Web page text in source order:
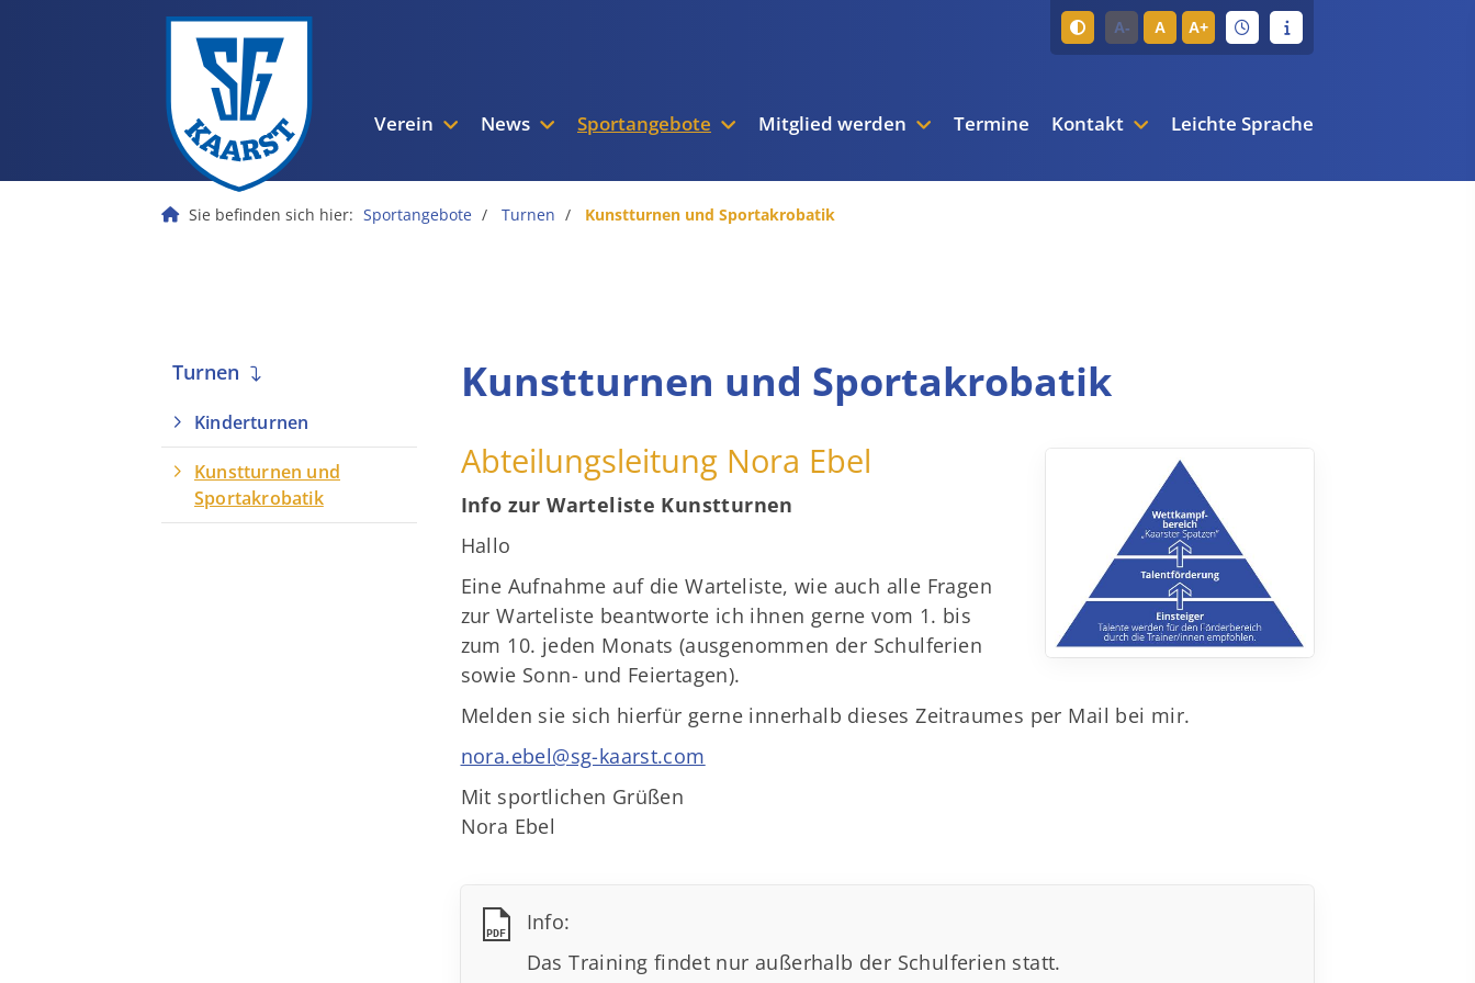
A- A A+
Verein News Sportangebote Mitglied werden Termine Kontakt Leichte Sprache
Sie befinden sich hier: Sportangebote Turnen Kunstturnen und Sportakrobatik
Kunstturnen und Sportakrobatik
Abteilungsleitung Nora Ebel
Info zur Warteliste Kunstturnen
Hallo
Eine Aufnahme auf die Warteliste, wie auch alle Fragen
zur Warteliste beantworte ich ihnen gerne vom 1. bis
zum 10. jeden Monats (ausgenommen der Schulferien
sowie Sonn- und Feiertagen).
Melden sie sich hierfür gerne innerhalb dieses Zeitraumes per Mail bei mir.
nora.ebel@sg-kaarst.com
Mit sportlichen Grüßen
Nora Ebel
PDF
Info:
Das Training findet nur außerhalb der Schulferien statt.
Turnen
Kinderturnen
Kunstturnen und
Sportakrobatik